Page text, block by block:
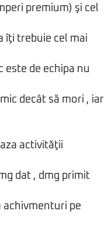
premium) şi cel
îţi trebuie cel mai
este de echipa nu
decât să mori , iar
activităţii
dat , dmg primit
achivmenturi pe